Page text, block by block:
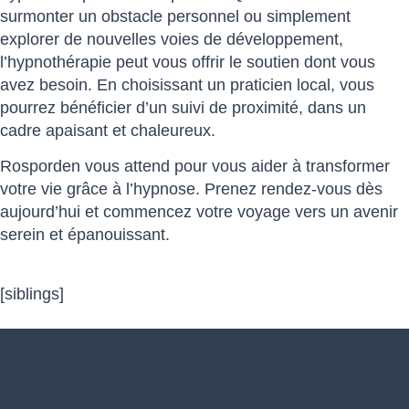
surmonter un obstacle personnel ou simplement
explorer de nouvelles voies de développement,
l’hypnothérapie peut vous offrir le soutien dont vous
avez besoin. En choisissant un praticien local, vous
pourrez bénéficier d’un suivi de proximité, dans un
cadre apaisant et chaleureux.
Rosporden vous attend pour vous aider à transformer
votre vie grâce à l’hypnose. Prenez rendez-vous dès
aujourd’hui et commencez votre voyage vers un avenir
serein et épanouissant.
[siblings]